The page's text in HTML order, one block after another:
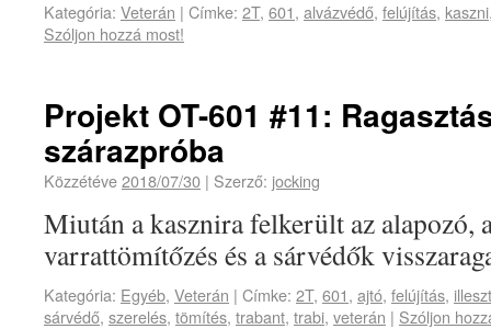
Kategória: Veterán | Címke: 2T, 601, alvázvédő, felújítás, kaszni
Szóljon hozzá most!
Projekt OT-601 #11:
szárazpróba
Közzétéve2018/07/30 | Szerző: jocking
Miután a kasznira felkerült az alapozó,
varrattömítőzés és a sárvédők
Kategória: Egyéb, Veterán | Címke: 2T, 601, ajtó, felújítás,
sárvédő, szerelés, tömítés, trabant, trabi, veterán | Szóljon